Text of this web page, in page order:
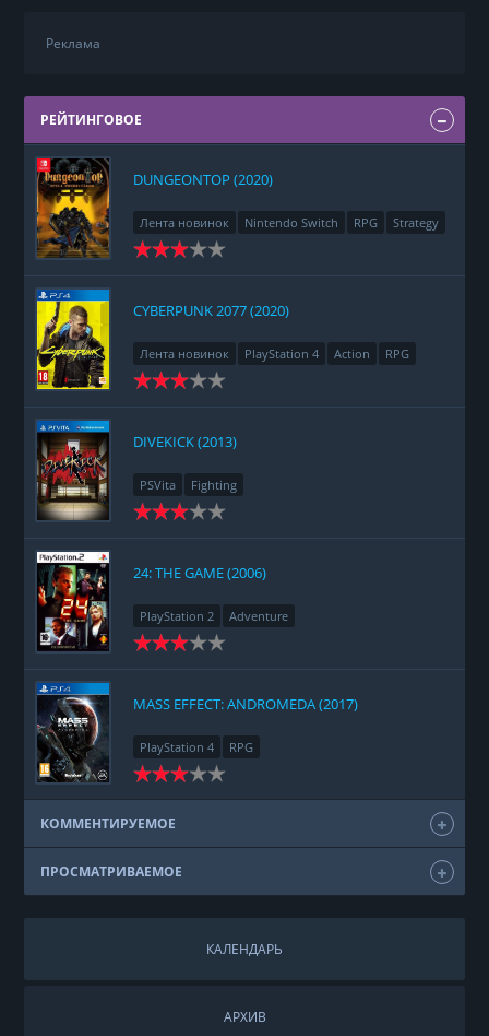
Реклама
РЕЙТИНГОВОЕ
DUNGEONTOP (2020)
Лента новинок Nintendo Switch RPG Strategy
CYBERPUNK 2077 (2020)
Лента новинок PlayStation 4 Action
RPG
Racing
Adventure
DIVEKICK (2013)
PSVita Fighting
24: THE GAME (2006)
PlayStation 2 Adventure
MASS EFFECT: ANDROMEDA (2017)
PlayStation 4 RPG
КОММЕНТИРУЕМОЕ
ПРОСМАТРИВАЕМОЕ
КАЛЕНДАРЬ
АРХИВ